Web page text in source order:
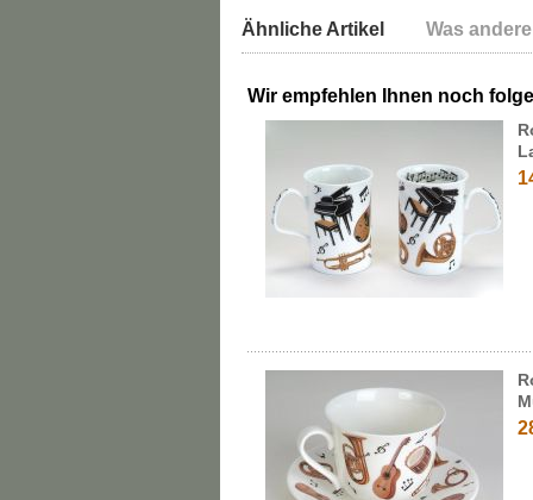
Ähnliche Artikel Was
Wir empfehlen Ihnen noch